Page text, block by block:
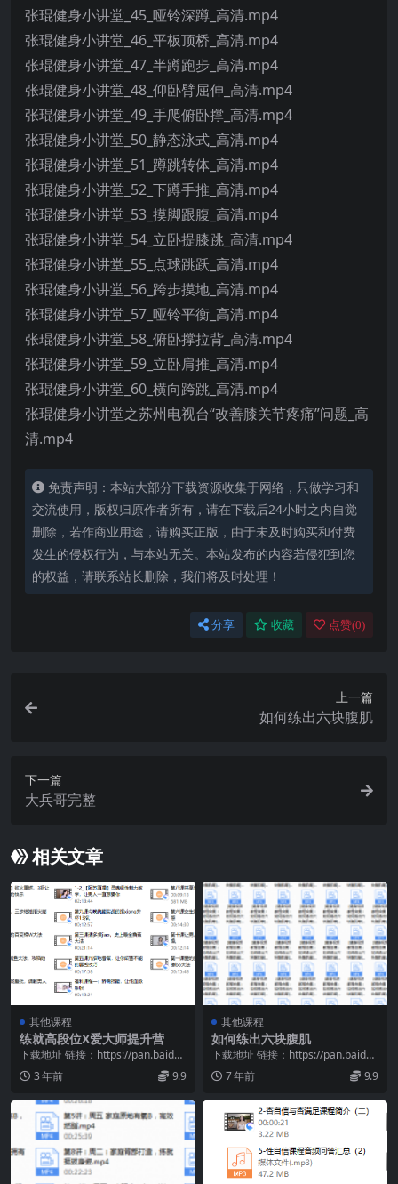
张琨健身小讲堂_45_哑铃深蹲_高清.mp4
张琨健身小讲堂_46_平板顶桥_高清.mp4
张琨健身小讲堂_47_半蹲跑步_高清.mp4
张琨健身小讲堂_48_仰卧臂屈伸_高清.mp4
张琨健身小讲堂_49_手爬俯卧撑_高清.mp4
张琨健身小讲堂_50_静态泳式_高清.mp4
张琨健身小讲堂_51_蹲跳转体_高清.mp4
张琨健身小讲堂_52_下蹲手推_高清.mp4
张琨健身小讲堂_53_摸脚跟腹_高清.mp4
张琨健身小讲堂_54_立卧提膝跳_高清.mp4
张琨健身小讲堂_55_点球跳跃_高清.mp4
张琨健身小讲堂_56_跨步摸地_高清.mp4
张琨健身小讲堂_57_哑铃平衡_高清.mp4
张琨健身小讲堂_58_俯卧撑拉背_高清.mp4
张琨健身小讲堂_59_立卧肩推_高清.mp4
张琨健身小讲堂_60_横向跨跳_高清.mp4
张琨健身小讲堂之苏州电视台“改善膝关节疼痛”问题_高
清.mp4
免责声明：本站大部分下载资源收集于网络，只做学习和
交流使用，版权归原作者所有，请在下载后24小时之内自觉
删除，若作商业用途，请购买正版，由于未及时购买和付费
发生的侵权行为，与本站无关。本站发布的内容若侵犯到您
的权益，请联系站长删除，我们将及时处理！
分享 收藏 点赞(0)
上一篇
如何练出六块腹肌
下一篇
大兵哥完整
相关文章
其他课程
练就高段位X爱大师提升营
下载地址 链接：https://pan.baidu.
com/s/1yn3QLCQ...
3 年前 9.9
其他课程
如何练出六块腹肌
下载地址 链接：https://pan.baidu.
com/s/1xrBKwf7...
7 年前 9.9